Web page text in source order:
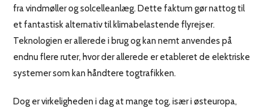
fra vindmøller og solcelleanlæg. Dette faktum gør nattog til
et fantastisk alternativ til klimabelastende flyrejser.
Teknologien er allerede i brug og kan nemt anvendes på
endnu flere ruter, hvor der allerede er etableret de elektriske
systemer som kan håndtere togtrafikken.
Dog er virkeligheden i dag at mange tog, især i østeuropa,